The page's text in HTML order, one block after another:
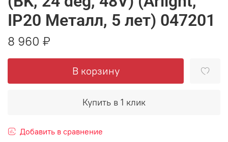
IP20 Металл, 5 лет) 047201
8 960 ₽
В корзину
Купить в 1 клик
Добавить в сравнение